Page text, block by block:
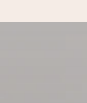
Naroči
Darilo izdelamo